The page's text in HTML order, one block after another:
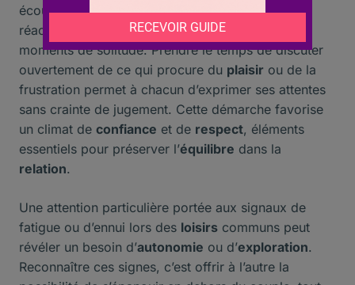
écoute active et une observation attentive des
réactions face auxactivitéspartagées et aux
moments de solitude. Prendre le temps de discuter
ouvertement de ce qui procure du plaisir ou de la
frustration permet à chacun d’exprimer ses attentes
sans crainte de jugement. Cette démarche favorise
un climat de confiance et de respect, éléments
essentiels pour préserver l’équilibre dans la
relation.
Une attention particulière portée aux signaux de
fatigue ou d’ennui lors des loisirs communs peut
révéler un besoin d’autonomie ou d’exploration.
Reconnaître ces signes, c’est offrir à l’autre la